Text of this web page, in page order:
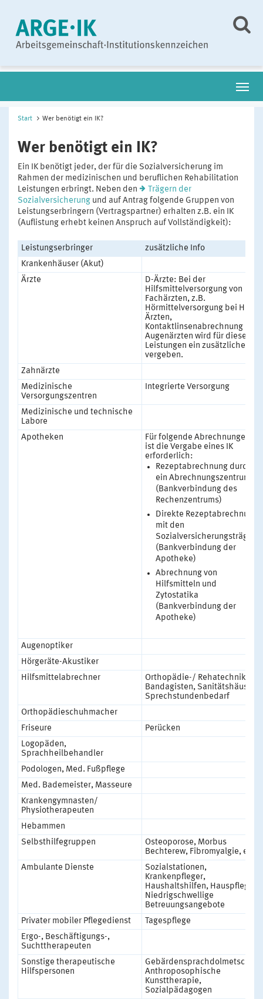
Start Wer benötigt ein IK?
Wer benötigt ein IK?
Ein IK benötigt jeder, der für die Sozialversicherung im
Rahmen der medizinischen und beruflichen Rehabilitation
Leistungen erbringt. Neben den
Trägern der
Sozialversicherung und auf Antrag folgende Gruppen von
Leistungserbringern (Vertragspartner) erhalten z.B. ein IK
(Auflistung erhebt keinen Anspruch auf Vollständigkeit):
Leistungserbringer
zusätzliche Info
Krankenhäuser (Akut)
Ärzte
D-Ärzte: Bei der
Hilfsmittelversorgung von
Fachärzten, z.B.
Hörmittelversorgung bei HNO-
Ärzten,
Kontaktlinsenabrechnung bei
Augenärzten wird für diese
Leistungen ein zusätzliches IK
vergeben.
Zahnärzte
Medizinische
Versorgungszentren
Integrierte Versorgung
Medizinische und technische
Labore
Apotheken
Für folgende Abrechnungen
ist die Vergabe eines IK
erforderlich:
Rezeptabrechnung durch
ein Abrechnungszentrum
(Bankverbindung des
Rechenzentrums)
Direkte Rezeptabrechnung
mit den
Sozialversicherungsträgern
(Bankverbindung der
Apotheke)
Abrechnung von
Hilfsmitteln und
Zytostatika
(Bankverbindung der
Apotheke)
Augenoptiker
Hörgeräte-Akustiker
Hilfsmittelabrechner
Orthopädie-/ Rehatechnik,
Bandagisten, Sanitätshäuser,
Sprechstundenbedarf
Orthopädieschuhmacher
Friseure
Perücken
Logopäden,
Sprachheilbehandler
Podologen, Med. Fußpflege
Med. Bademeister, Masseure
Krankengymnasten/
Physiotherapeuten
Hebammen
Selbsthilfegruppen
Osteoporose, Morbus
Bechterew, Fibromyalgie, etc.
Ambulante Dienste
Sozialstationen,
Krankenpfleger,
Haushaltshilfen, Hauspfleger,
Niedrigschwellige
Betreuungsangebote
Privater mobiler Pflegedienst
Tagespflege
Ergo-, Beschäftigungs-,
Suchttherapeuten
Sonstige therapeutische
Hilfspersonen
Gebärdensprachdolmetscher,
Anthroposophische
Kunsttherapie,
Sozialpädagogen